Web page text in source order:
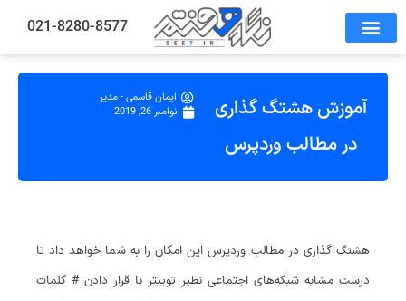
021-8280-8577
آموزش هشتگ گذاری
در مطالب وردپرس
ایمان قاسمی - مدیر
نوامبر 26, 2019
هشتگ گذاری در مطالب وردپرس این امکان را به شما خواهد داد تا
درست مشابه شبکه‌های اجتماعی نظیر توییتر با قرار دادن # کلمات